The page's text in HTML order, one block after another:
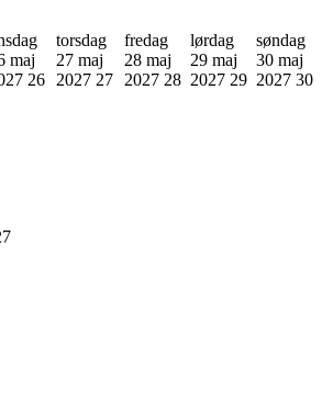
maj
26
torsdag
27 maj
2027 27
fredag
28 maj
2027 28
lørdag
29 maj
2027 29
søndag
30 maj
2027 30